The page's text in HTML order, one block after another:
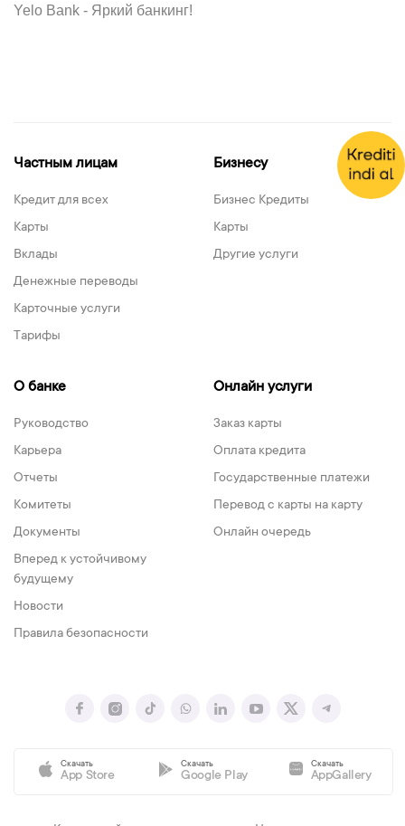
Yelo Bank - Я ркий банкинг!
Частным лицам
Кредит для всех
Карты
Вклады
Денежные переводы
Карточные услуги
Тарифы
Бизнесу
Бизнес Кредиты
Карты
Другие услуги
О банке
Руководство
Карьера
Отчеты
Комитеты
Документы
Вперед к устойчивому
будущему
Новости
Правила безопасности
Онлайн услуги
Заказ карты
Оплата кредита
Государственные платежи
Перевод с карты на карту
Онлайн очередь
Скачать
App Store
Скачать
Google Play
Скачать
AppGallery